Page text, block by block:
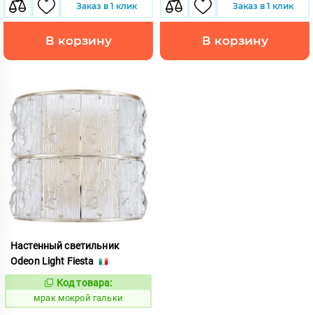
Заказ в 1 клик
В корзину
Заказ в 1 клик
В корзину
Настенный светильник
Odeon Light Fiesta
Код:
1054140
Код товара:
мрак мокрой гальки